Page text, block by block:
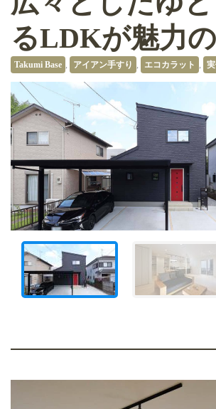
るLDKが魅力
Takumi Base , アイアン手すり , エコカラット ,